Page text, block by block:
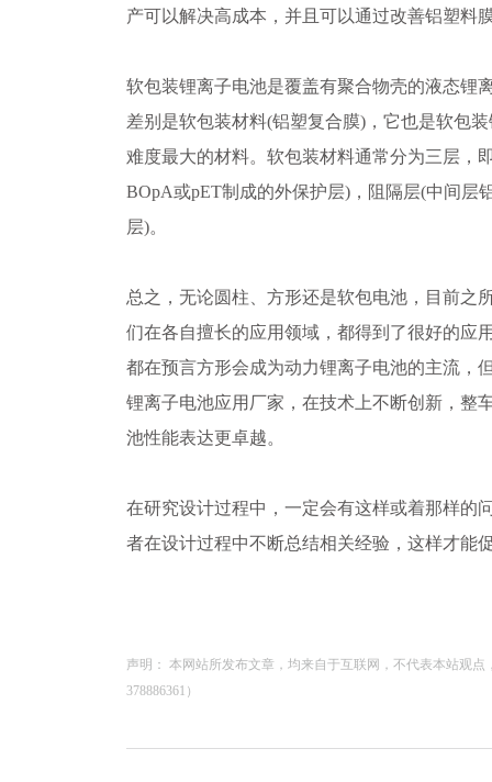
产可以解决高成本，并且可以通过改善铝塑料
软包装锂离子电池是覆盖有聚合物壳的液态锂
差别是软包装材料(铝塑复合膜)，它也是软包
难度最大的材料。软包装材料通常分为三层，
BOpA或pET制成的外保护层)，阻隔层(中间层
层)。
总之，无论圆柱、方形还是软包电池，目前之
们在各自擅长的应用领域，都得到了很好的应
都在预言方形会成为动力锂离子电池的主流，
锂离子电池应用厂家，在技术上不断创新，整
池性能表达更卓越。
在研究设计过程中，一定会有这样或着那样的
者在设计过程中不断总结相关经验，这样才能
声明： 本网站所发布文章，均来自于互联网，不代表本站观
378886361）